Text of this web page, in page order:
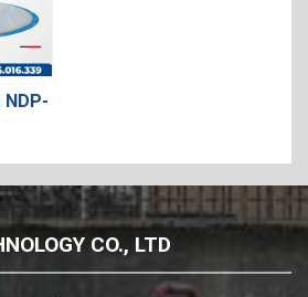
NDP-
CO., LTD